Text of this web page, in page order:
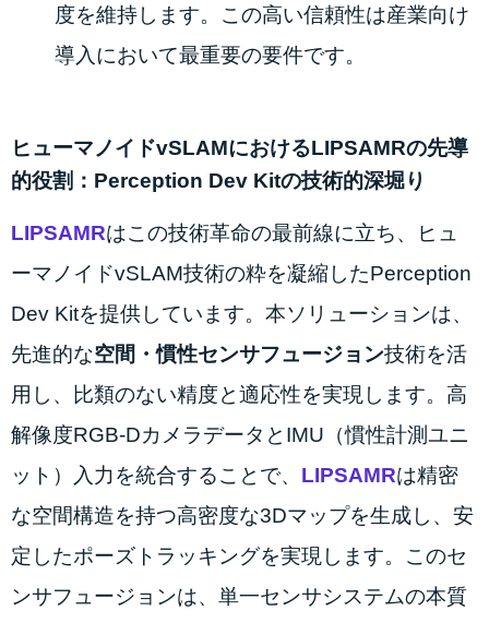
度を維持します。この高い信頼性は産業向け
導入において最重要の要件です。
ヒューマノイドvSLAMにおけるLIPSAMRの先導
的役割：Perception Dev Kitの技術的深堀り
LIPSAMRはこの技術革命の最前線に立ち、ヒュ
ーマノイドvSLAM技術の粋を凝縮したPerception
Dev Kitを提供しています。本ソリューションは、
先進的な空間・慣性センサフュージョン技術を活
用し、比類のない精度と適応性を実現します。高
解像度RGB-DカメラデータとIMU（慣性計測ユニ
ット）入力を統合することで、 LIPSAMRは精密
な空間構造を持つ高密度な3Dマップを生成し、安
定したポーズトラッキングを実現します。このセ
ンサフュージョンは、単一センサシステムの本質